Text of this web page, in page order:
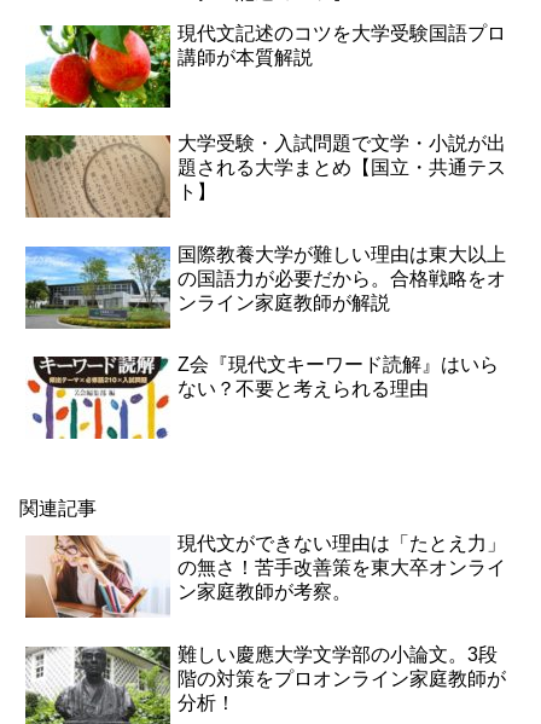
現代文記述のコツを大学受験国語プロ
講師が本質解説
大学受験・入試問題で文学・小説が出
題される大学まとめ【国立・共通テス
ト】
国際教養大学が難しい理由は東大以上
の国語力が必要だから。合格戦略をオ
ンライン家庭教師が解説
Z会『現代文キーワード読解』はいら
ない？不要と考えられる理由
関連記事
現代文ができない理由は「たとえ力」
の無さ！苦手改善策を東大卒オンライ
ン家庭教師が考察。
難しい慶應大学文学部の小論文。3段
階の対策をプロオンライン家庭教師が
分析！